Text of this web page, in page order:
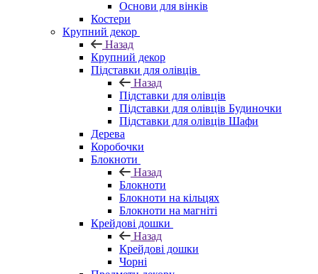
Основи для вінків
Костери
Крупний декор
Назад
Крупний декор
Підставки для олівців
Назад
Підставки для олівців
Підставки для олівців Будиночки
Підставки для олівців Шафи
Дерева
Коробочки
Блокноти
Назад
Блокноти
Блокноти на кільцях
Блокноти на магніті
Крейдові дошки
Назад
Крейдові дошки
Чорні